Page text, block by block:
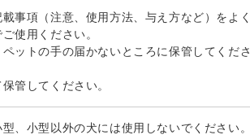
事項（注意、使用方法、与え方など）をよく
使用ください。
ットの手の届かないところに保管してくださ
管してください。
、小型以外の犬には使用しないでください。